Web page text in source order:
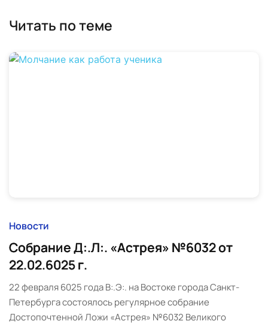
Читать по теме
Новости
Собрание Д:.Л:. «Астрея» №6032 от
22.02.6025 г.
22 февраля 6025 года В:.Э:. на Востоке города Санкт-
Петербурга состоялось регулярное собрание
Достопочтенной Ложи «Астрея» №6032 Великого